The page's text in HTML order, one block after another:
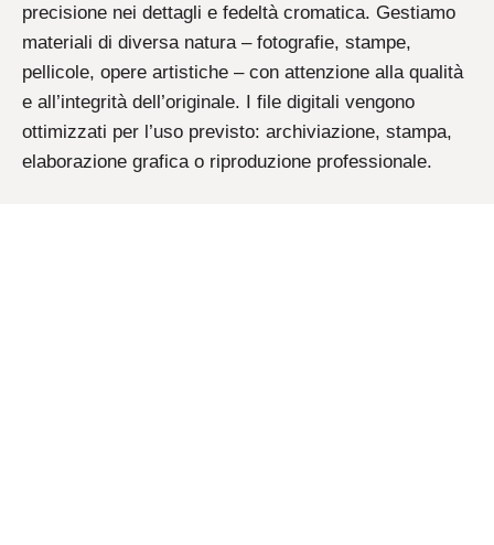
precisione nei dettagli e fedeltà cromatica. Gestiamo
materiali di diversa natura – fotografie, stampe,
pellicole, opere artistiche – con attenzione alla qualità
e all’integrità dell’originale. I file digitali vengono
ottimizzati per l’uso previsto: archiviazione, stampa,
elaborazione grafica o riproduzione professionale.